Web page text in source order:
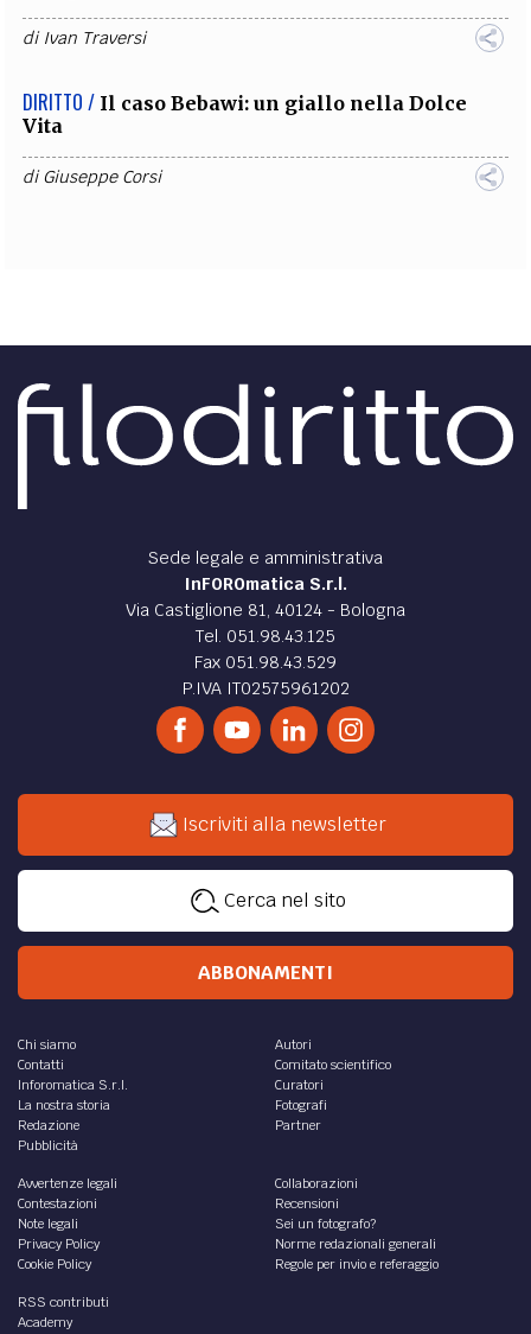
di Ivan Traversi
DIRITTO / Il caso Bebawi: un giallo nella Dolce
Vita
diGiuseppe Corsi
Sede legale e amministrativa
InFOROmatica S.r.l.
Via Castiglione 81, 40124 - Bologna
Tel. 051.98.43.125
Fax 051.98.43.529
P.IVA IT02575961202
Iscriviti alla newsletter
Cerca nel sito
ABBONAMENTI
Chi siamo
Contatti
Inforomatica S.r.l.
La nostra storia
Redazione
Pubblicità
Autori
Comitato scientifico
Curatori
Fotografi
Partner
Avvertenze legali
Contestazioni
Note legali
Privacy Policy
Cookie Policy
Collaborazioni
Recensioni
Sei un fotografo?
Norme redazionali generali
Regole per invio e referaggio
RSS contributi
Academy